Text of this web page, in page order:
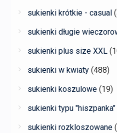
sukienki krótkie - casual
sukienki długie
sukienki plus size XXL
sukienki w kwiaty (488)
sukienki koszulowe (19)
sukienki typu "hiszpanka"
sukienki rozkloszowane